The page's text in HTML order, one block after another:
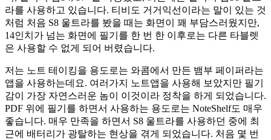
라를 사용하고 있습니다. 티비도 거거익선이라는 말이 있는 것
처럼 처음 S8 울트라를 봤을 때는 화면이 꽤 부담스러웠지만,
14인치가 넘는 화면에 필기를 한 번 한 이후로는 다른 타블렛
은 사용할 수 없게 되어 버렸습니다.
저는 노트 테이킹을 용도로는 와콤에서 만든 뱀부 페이퍼라는
앱을 사용하는데요. 여러가지 노트앱을 사용해 보았지만 필기
감이 가장 자연스러운 놈이 이것이라 정착을 하게 되었습니다.
PDF 위에 필기를 하면서 사용하는 용도로는 NoteShelf도 매우
좋습니다. 매우 만족을 하면서 S8 울트라를 사용하던 중에 최
근에 배터리가 광탈하는 현상을 겪게 되었습니다. 처음 몇 번